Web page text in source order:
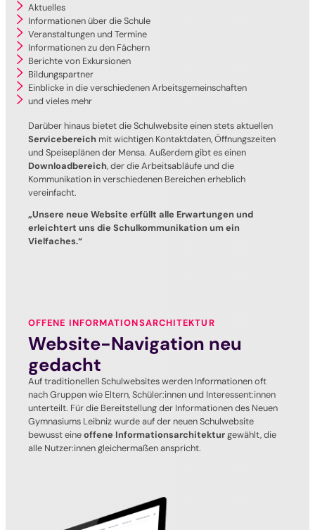
Aktuelles
Informationen über die Schule
Veranstaltungen und Termine
Informationen zu den Fächern
Berichte von Exkursionen
Bildungspartner
Einblicke in die verschiedenen Arbeitsgemeinschaften
und vieles mehr
Darüber hinaus bietet die Schulwebsite einen stets aktuellen
Servicebereich mit wichtigen Kontaktdaten, Öffnungszeiten
und Speiseplänen der Mensa. Außerdem gibt es einen
Downloadbereich, der die Arbeitsabläufe und die
Kommunikation in verschiedenen Bereichen erheblich
vereinfacht.
„Unsere neue Website erfüllt alle Erwartungen und
erleichtert uns die Schulkommunikation um ein
Vielfaches.“
OFFENE INFORMATIONSARCHITEKTUR
Website-Navigation neu
gedacht
Auf traditionellen Schulwebsites werden Informationen oft
nach Gruppen wie Eltern, Schüler:innen und Interessent:innen
unterteilt. Für die Bereitstellung der Informationen des Neuen
Gymnasiums Leibniz wurde auf der neuen Schulwebsite
bewusst eineoffene Informationsarchitekturgewählt, die
alle Nutzer:innen gleichermaßen anspricht.